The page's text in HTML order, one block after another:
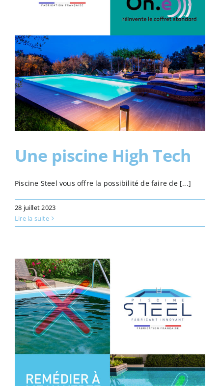
Une piscine High Tech
Piscine Steel vous offre la possibilité de faire de [...]
28 juillet 2023
Lire la suite